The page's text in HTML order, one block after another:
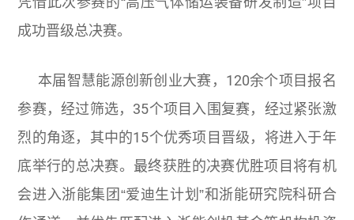
成功晋级总决赛。
本届智慧能源创新创业大赛，120余个项目报名
参赛，经过筛选，35个项目入围复赛，经过紧张激
烈的角逐，其中的15个优秀项目晋级，将进入于年
底举行的总决赛。最终获胜的决赛优胜项目将有机
会进入浙能集团“爱迪生计划”和浙能研究院科研合